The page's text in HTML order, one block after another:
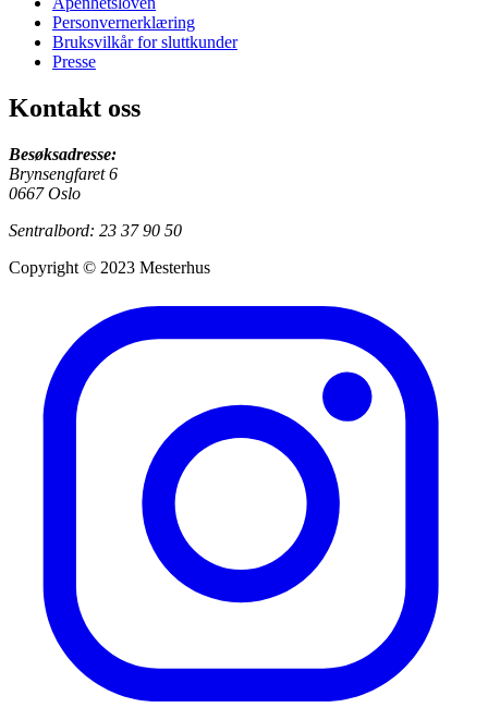
Personvernerklæring
Bruksvilkår for sluttkunder
Presse
Kontakt oss
Besøksadresse:
Brynsengfaret 6
0667 Oslo
Sentralbord: 23 37 90 50
Copyright © 2023 Mesterhus